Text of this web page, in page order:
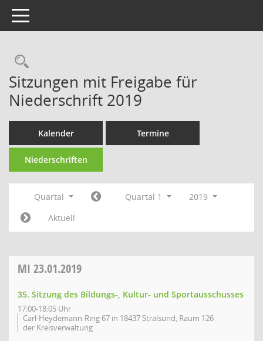
Toggle navigation
Rechercheauswahl
Sitzungen mit Freigabe für
Niederschrift 2019
Kalender Termine
Niederschriften
Quartal Quartal 1
2019
Aktuell
MI 23.01.2019
35. Sitzung des Bildungs-, Kultur- und Sportausschusses
17:00-18:05 Uhr
Carl-Heydemann-Ring 67 in 18437 Stralsund, Raum 126
der Kreisverwaltung